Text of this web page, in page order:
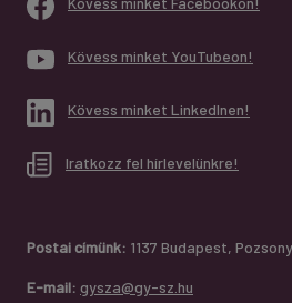
Kövess minket YouTubeon!
Kövess minket LinkedInen!
Iratkozz fel hírlevelünkre!
Postai címünk: 1137 Budapest,
E-mail: gysza@gy-sz.hu